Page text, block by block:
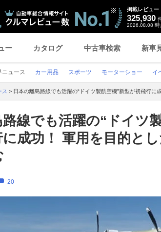
掲載レビュー
325,930
2026.08.08 時
ー カタログ 中古車検索 新車
ニュース カー用品 スポーツ モーターショー イ
ス > 日本の離島路線でも活躍の“ドイツ製航空機”新型が初飛行
路線でも活躍の“ドイツ
成功！ 軍用を目的と
20